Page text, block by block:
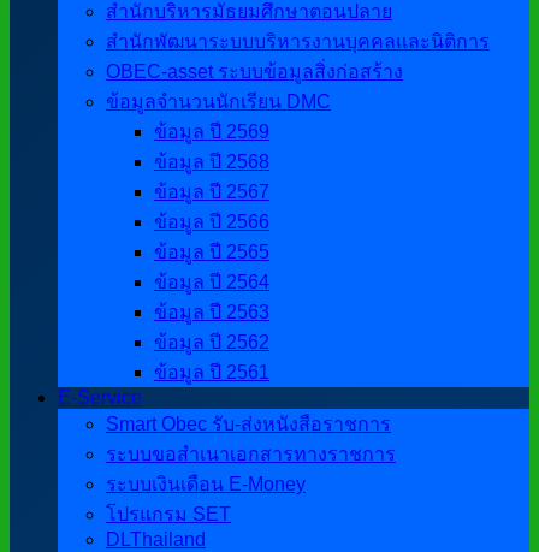
สำนักบริหารมัธยมศึกษาตอนปลาย
สำนักพัฒนาระบบบริหารงานบุคคลและนิติการ
OBEC-asset ระบบข้อมูลสิ่งก่อสร้าง
ข้อมูลจำนวนนักเรียน DMC
ข้อมูล ปี 2569
ข้อมูล ปี 2568
ข้อมูล ปี 2567
ข้อมูล ปี 2566
ข้อมูล ปี 2565
ข้อมูล ปี 2564
ข้อมูล ปี 2563
ข้อมูล ปี 2562
ข้อมูล ปี 2561
E-Service
Smart Obec รับ-ส่งหนังสือราชการ
ระบบขอสำเนาเอกสารทางราชการ
ระบบเงินเดือน E-Money
โปรแกรม SET
DLThailand